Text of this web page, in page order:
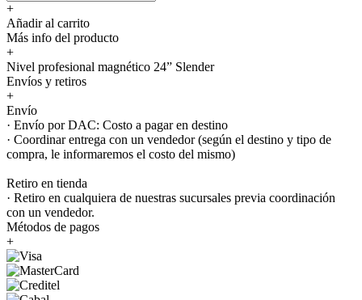
+
Añadir al carrito
Más info del producto
+
Nivel profesional magnético 24” Slender
Envíos y retiros
+
Envío
· Envío por DAC: Costo a pagar en destino
· Coordinar entrega con un vendedor (según el destino y tipo de
compra, le informaremos el costo del mismo)
Retiro en tienda
· Retiro en cualquiera de nuestras sucursales previa coordinación
con un vendedor.
Métodos de pagos
+